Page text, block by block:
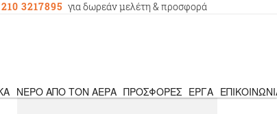
210 3217895 για δωρεάν μελέτη & προσφορά
ΝΕΡΌ ΑΠΌ ΤΟΝ ΑΈΡΑ ΠΡΟΣΦΟΡΈΣ ΈΡΓΑ